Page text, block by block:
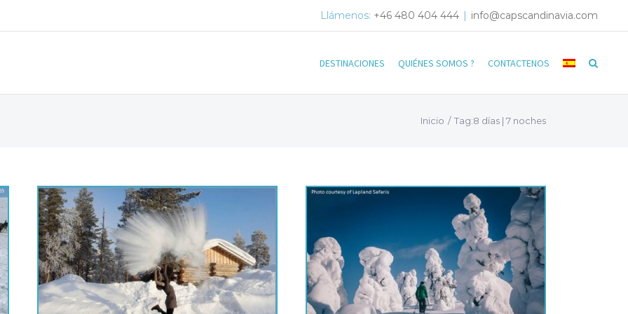
Llámenos: +46 480 404 444 | info@capscandinavia.com
DESTINACIONES QUIÉNES SOMOS ? CONTACTENOS
Inicio / Tag:8 días | 7 noches